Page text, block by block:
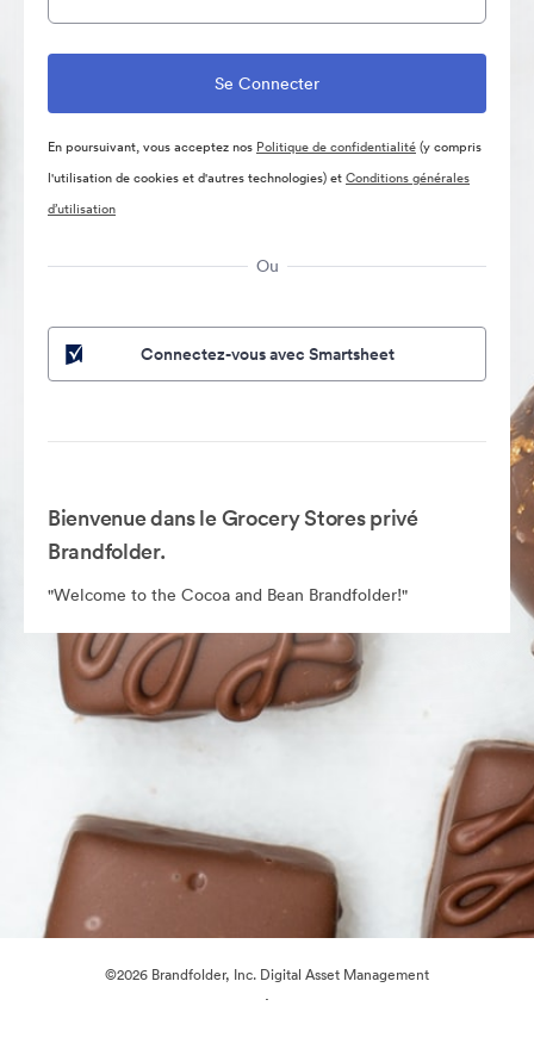
En poursuivant, vous acceptez nos Politique de confidentialité(y compris
l'utilisation de cookies et d'autres technologies) etConditions générales
d’utilisation
Ou
Connectez-vous avec Smartsheet
Bienvenue dans le Grocery Stores privé
Brandfolder.
"Welcome to the Cocoa and Bean Brandfolder!"
©2026 Brandfolder, Inc. Digital Asset Management
·